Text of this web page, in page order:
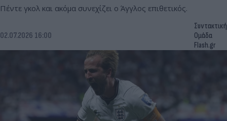
Πέντε γκολ και ακόμα συνεχίζει ο Άγγλος επιθετικός.
02.07.2026 16:00
Συντακτική
Ομάδα
Flash.gr